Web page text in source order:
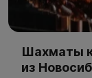
Шахматы
из